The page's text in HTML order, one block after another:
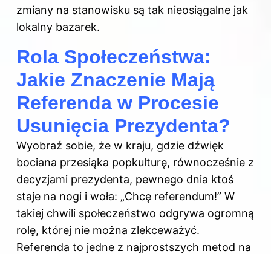
zmiany na stanowisku są tak nieosiągalne jak
lokalny bazarek.
Rola Społeczeństwa:
Jakie Znaczenie Mają
Referenda w Procesie
Usunięcia Prezydenta?
Wyobraź sobie, że w kraju, gdzie dźwięk
bociana przesiąka popkulturę, równocześnie z
decyzjami prezydenta, pewnego dnia ktoś
staje na nogi i woła: „Chcę referendum!” W
takiej chwili społeczeństwo odgrywa ogromną
rolę, której nie można zlekceważyć.
Referenda to jedne z najprostszych metod na